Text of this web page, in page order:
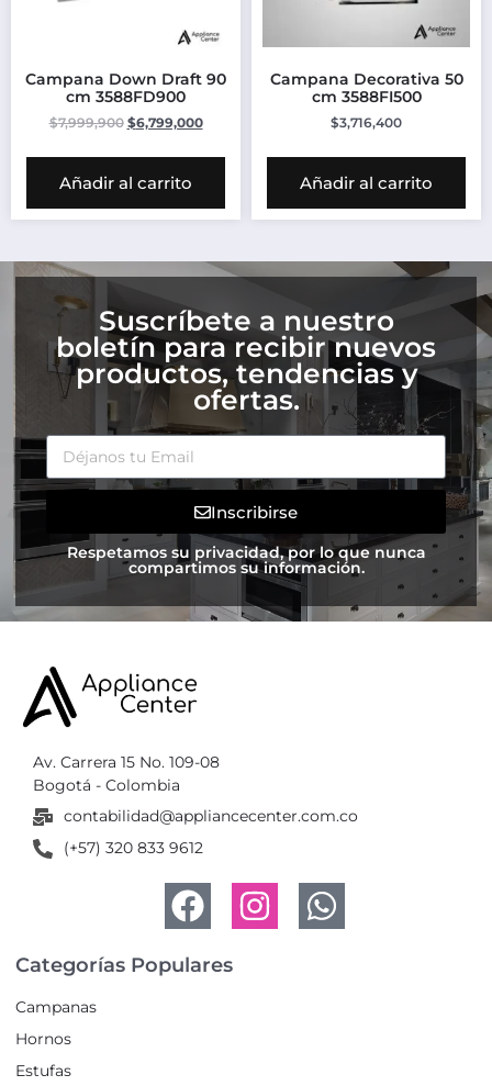
Campana Down Draft 90
cm 3588FD900
$7,999,900 $6,799,000
Añadir al carrito
Campana Decorativa 50
cm 3588FI500
$3,716,400
Añadir al carrito
Suscríbete a nuestro
boletín para recibir nuevos
productos, tendencias y
ofertas.
Inscribirse
Respetamos su privacidad, por lo que nunca
compartimos su información.
Av. Carrera 15 No. 109-08
Bogotá - Colombia
contabilidad@appliancecenter.com.co
(+57) 320 833 9612
Categorías Populares
Campanas
Hornos
Estufas